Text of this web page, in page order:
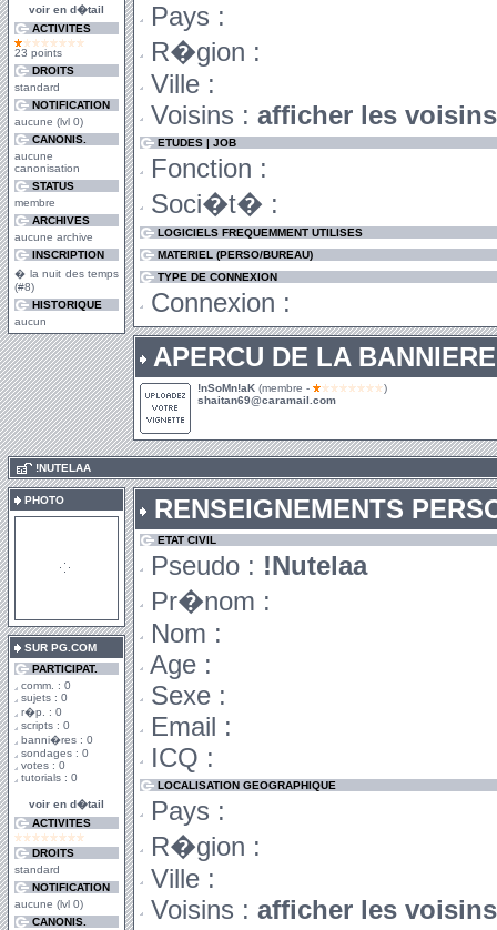
voir en d�tail
ACTIVITES
23 points
DROITS
standard
NOTIFICATION
aucune (lvl 0)
CANONIS.
aucune
canonisation
STATUS
membre
ARCHIVES
aucune archive
INSCRIPTION
� la nuit des temps
(#8)
HISTORIQUE
aucun
Pays :
R�gion :
Ville :
Voisins : afficher les
ETUDES | JOB
Fonction :
Soci�t� :
LOGICIELS FREQUEMMENT UTILISES
MATERIEL (PERSO/BUREAU)
TYPE DE CONNEXION
Connexion :
APERCU DE LA
!nSoMn!aK (membre -
)
shaitan69@caramail.com
!NUTELAA
PHOTO
SUR PG.COM
PARTICIPAT.
comm. : 0
sujets : 0
r�p. : 0
scripts : 0
banni�res : 0
sondages : 0
votes : 0
tutorials : 0
voir en d�tail
ACTIVITES
DROITS
standard
NOTIFICATION
aucune (lvl 0)
CANONIS.
RENSEIGNEMENTS
ETAT CIVIL
Pseudo : !Nutelaa
Pr�nom :
Nom :
Age :
Sexe :
Email :
ICQ :
LOCALISATION GEOGRAPHIQUE
Pays :
R�gion :
Ville :
Voisins : afficher les